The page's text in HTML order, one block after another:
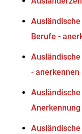
Berufe -
- anerkennen